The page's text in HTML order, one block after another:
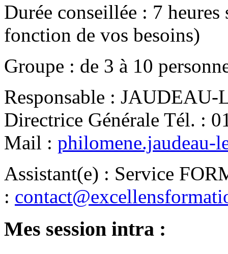
Durée conseillée : 7 heures
fonction de vos besoins)
Groupe : de 3 à 10
Responsable : JAUDEAU-
Directrice Générale Tél. :
Mail : philomene.jaudeau-
Assistant(e) : Service
:
Mes session intra :